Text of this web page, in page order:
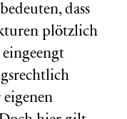
dass
plötzlich